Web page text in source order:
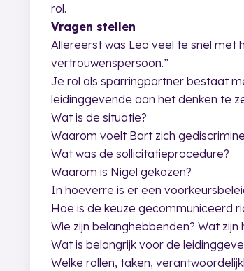
rol.
Vragen stellen
Allereerst was Lea veel te snel met
vertrouwenspersoon.”
Je rol als sparringpartner bestaat
leidinggevende aan het denken te
Wat is de situatie?
Waarom voelt Bart zich
Wat was de sollicitatieprocedure?
Waarom is Nigel gekozen?
In hoeverre is er een
Hoe is de keuze gecommuniceerd
Wie zijn belanghebbenden? Wat
Wat is belangrijk voor de
Welke rollen, taken,